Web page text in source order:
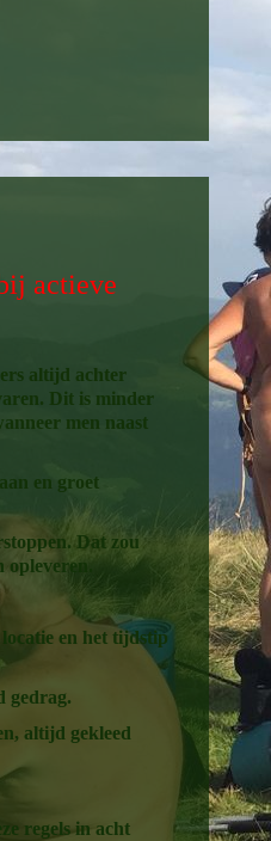
actieve
altijd achter
Dit is minder
men naast
en groet
Dat zou
opleveren.
en het tijdstip
gedrag.
altijd gekleed
regels in acht